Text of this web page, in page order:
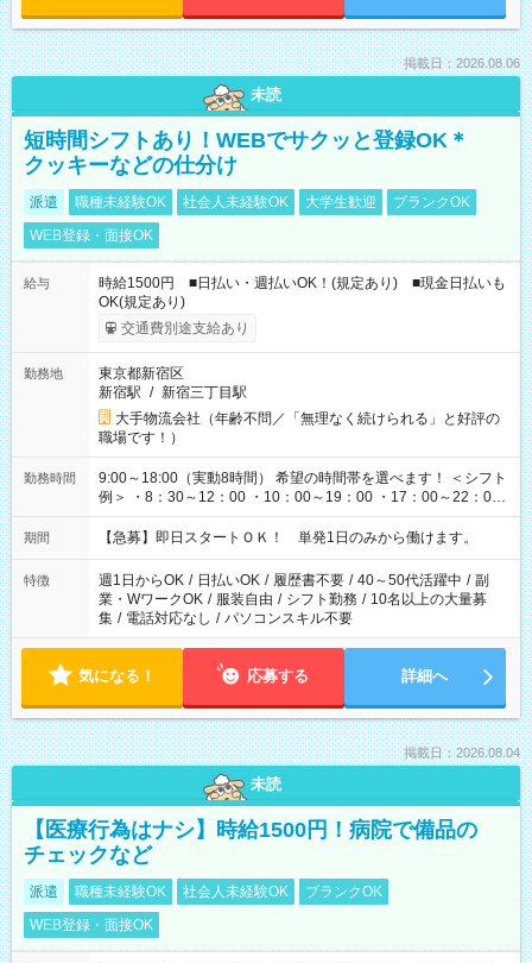
掲載日：2026.08.06
未読
短時間シフトあり！WEBでサクッと登録OK＊
クッキーなどの仕分け
派遣 職種未経験OK 社会人未経験OK 大学生歓迎
ブランクOK
WEB登録・面接OK
給与
時給1500円 ■日払い・週払いOK！(規定あり) ■現金日払いも
OK(規定あり)
交通費別途支給あり
勤務地
東京都新宿区
新宿駅 / 新宿三丁目駅
大手物流会社（年齢不問／「無理なく続けられる」と好評の
職場です！）
勤務時間
9:00～18:00（実動8時間） 希望の時間帯を選べます！ ＜シフト
例＞ ・8：30～12：00 ・10：00～19：00 ・17：00～22：00
・13：00～22：00 ・22：00～翌6：00 など
期間 【急募】即日スタートＯＫ！ 単発1日のみから働けます。
特徴 週1日からOK / 日払いOK / 履歴書不要 / 40～50代活躍中 / 副
業・WワークOK / 服装自由 / シフト勤務 / 10名以上の大量募
集 / 電話対応なし / パソコンスキル不要
気になる！ 応募する 詳細へ
掲載日：2026.08.04
未読
【医療行為はナシ】時給1500円！病院で備品の
チェックなど
派遣 職種未経験OK 社会人未経験OK
ブランクOK
WEB登録・面接OK